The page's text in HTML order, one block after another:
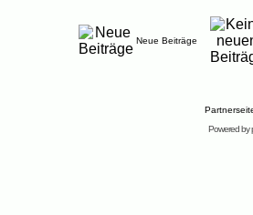
Neue Beiträge
Powered by